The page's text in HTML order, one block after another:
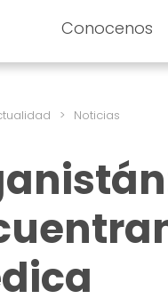
Conocenos
> Noticias